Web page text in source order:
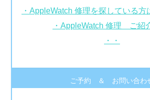
・AppleWatch 修理を探している方
・AppleWatch 修理 ご紹
・・
ご予約 ＆ お問い合わ